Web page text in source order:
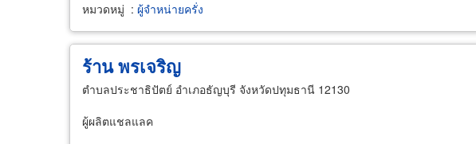
หมวดหมู่ : ผู้จำหน่ายครั่ง
ร้าน พรเจริญ
ตำบลประชาธิปัตย์ อำเภอธัญบุรี จังหวัดปทุมธานี 12130
ผู้ผลิตแชลแลค